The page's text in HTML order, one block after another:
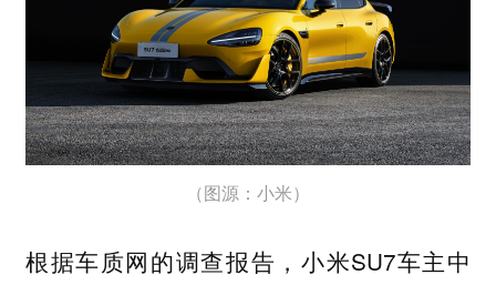
（图源：小米）
根据车质网的调查报告，小米SU7车主中